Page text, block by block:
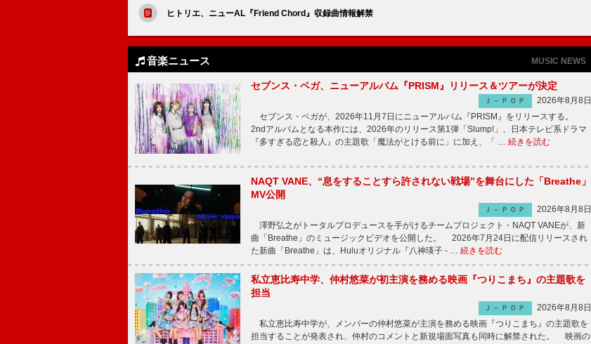
ヒトリエ、ニューAL『Friend Chord』収録曲情報解禁
音楽ニュース MUSIC NEWS
セブンス・ベガ、ニューアルバム『PRISM』リリース＆ツアーが決定
Ｊ－ＰＯＰ
2026年8月8日
セブンス・ベガが、2026年11月7日にニューアルバム『PRISM』をリリースする。
2ndアルバムとなる本作には、2026年のリリース第1弾「Slump!」、日本テレビ系ドラマ
『多すぎる恋と殺人』の主題歌「魔法がとける前に」に加え、「 … 続きを読む
NAQT VANE、“息をすることすら許されない戦場”を舞台にした「Breathe」
MV公開
Ｊ－ＰＯＰ
2026年8月8日
澤野弘之がトータルプロデュースを手がけるチームプロジェクト・NAQT VANEが、新
曲「Breathe」のミュージックビデオを公開した。 2026年7月24日に配信リリースされ
た新曲「Breathe」は、Huluオリジナル『八神瑛子 - … 続きを読む
私立恵比寿中学、仲村悠菜が初主演を務める映画『つりこまち』の主題歌を
担当
Ｊ－ＰＯＰ
2026年8月8日
私立恵比寿中学が、メンバーの仲村悠菜が主演を務める映画『つりこまち』の主題歌を
担当することが発表され、仲村のコメントと新規場面写真も同時に解禁された。 映画の